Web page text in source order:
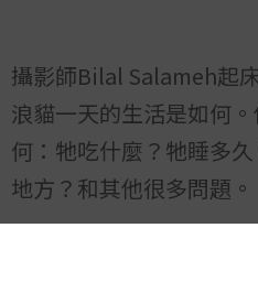
攝影師Bilal Salameh起
浪貓一天的生活是如何
何：牠吃什麼？牠睡多
地方？和其他很多問題。